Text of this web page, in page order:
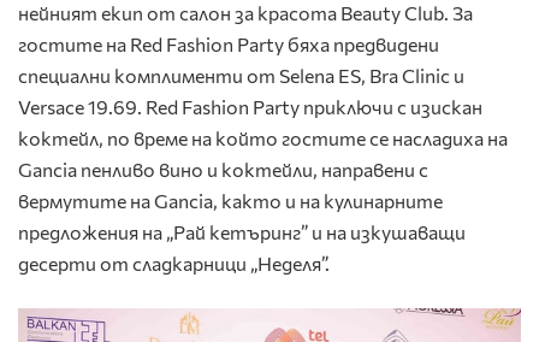
нейният екип от салон за красота Beauty Club. За
гостите на Red Fashion Party бяха предвидени
специални комплименти от Selena ES, Bra Clinic и
Versace 19.69. Red Fashion Party приключи с изискан
коктейл, по време на който гостите се насладиха на
Gancia пенливо вино и коктейли, направени с
вермутите на Gancia, както и на кулинарните
предложения на „Рай кетъринг” и на изкушаващи
десерти от сладкарници „Неделя”.